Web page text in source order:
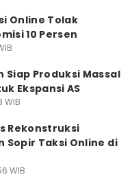
Online Tolak
10 Persen
Siap Produksi Massal
Ekspansi AS
WIB
Rekonstruksi
Sopir Taksi Online di
WIB